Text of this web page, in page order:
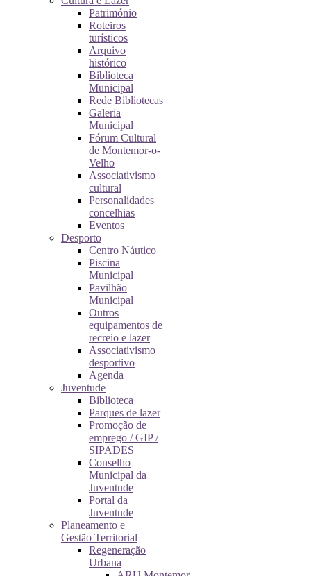
Património
Roteiros
turísticos
Arquivo
histórico
Biblioteca
Municipal
Rede Bibliotecas
Galeria
Municipal
Fórum Cultural
de Montemor-o-
Velho
Associativismo
cultural
Personalidades
concelhias
Eventos
Desporto
Centro Náutico
Piscina
Municipal
Pavilhão
Municipal
Outros
equipamentos de
recreio e lazer
Associativismo
desportivo
Agenda
Juventude
Biblioteca
Parques de lazer
Promoção de
emprego / GIP /
SIPADES
Conselho
Municipal da
Juventude
Portal da
Juventude
Planeamento e
Gestão Territorial
Regeneração
Urbana